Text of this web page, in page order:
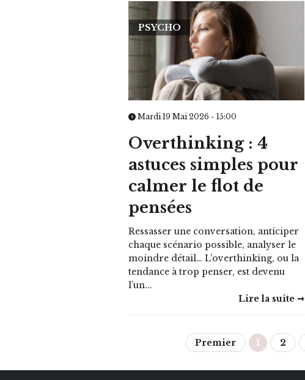
PSYCHO
Mardi 19 Mai 2026 - 15:00
Overthinking : 4
astuces simples pour
calmer le flot de
pensées
Ressasser une conversation, anticiper
chaque scénario possible, analyser le
moindre détail… L’overthinking, ou la
tendance à trop penser, est devenu
l’un...
Lire la suite ➞
Premier 1 2